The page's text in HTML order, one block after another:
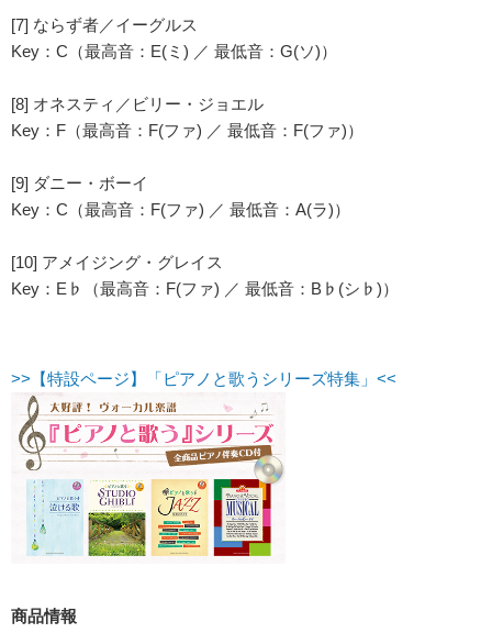
[7] ならず者／イーグルス
Key：C（最高音：E(ミ) ／ 最低音：G(ソ)）
[8] オネスティ／ビリー・ジョエル
Key：F（最高音：F(ファ) ／ 最低音：F(ファ)）
[9] ダニー・ボーイ
Key：C（最高音：F(ファ) ／ 最低音：A(ラ)）
[10] アメイジング・グレイス
Key：E♭（最高音：F(ファ) ／ 最低音：B♭(シ♭)）
>>【特設ページ】「ピアノと歌うシリーズ特集」<<
商品情報